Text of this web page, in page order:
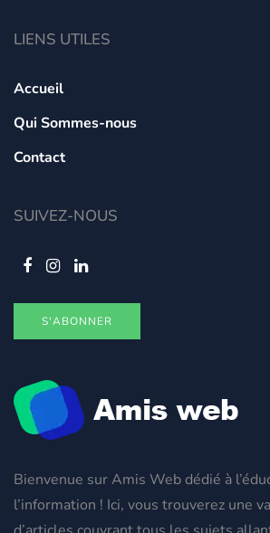
Bienvenue sur Amis Web dédié à
l’information ! Ici, vous trouverez une
LIENS UTILES
Accueil
Qui Sommes-nous
Contact
SUIVEZ-NOUS
S'ABONNER